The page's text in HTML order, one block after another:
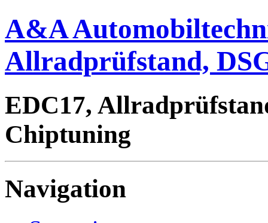
A&A
Allradprüfstand,
EDC17,
Chiptuning
Navigation